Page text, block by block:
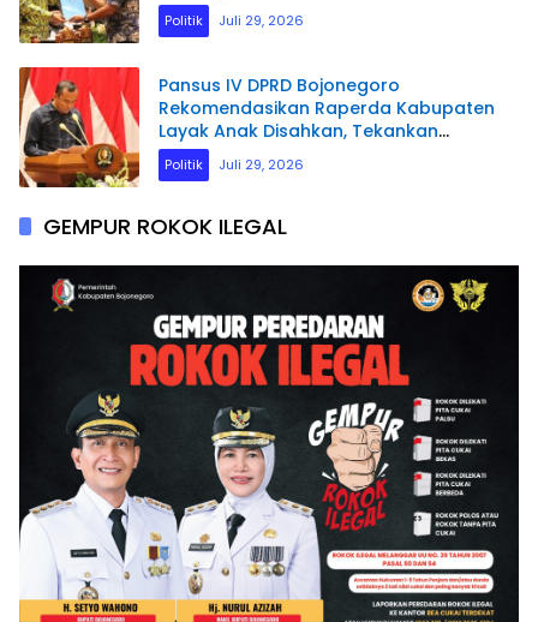
Politik Juli 29, 2026
Pansus IV DPRD Bojonegoro
Rekomendasikan Raperda Kabupaten
Layak Anak Disahkan, Tekankan
Penguatan Perlindungan Hak Anak
Politik Juli 29, 2026
GEMPUR ROKOK ILEGAL